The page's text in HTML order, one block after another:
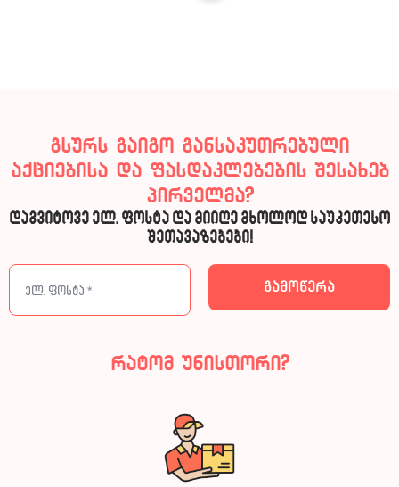
გსურს გაიგო განსაკუთრებული
აქციებისა და ფასდაკლებების შესახებ
პირველმა?
დაგვიტოვე ელ. ფოსტა და მიიღე მხოლოდ საუკეთესო
შეთავაზებები!
რატომ უნისთორი?